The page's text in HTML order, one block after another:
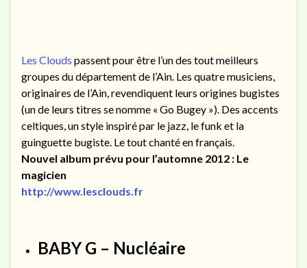
Les Clouds passent pour être l’un des tout meilleurs
groupes du département de l’Ain. Les quatre musiciens,
originaires de l’Ain, revendiquent leurs origines bugistes
(un de leurs titres se nomme « Go Bugey »). Des accents
celtiques, un style inspiré par le jazz, le funk et la
guinguette bugiste. Le tout chanté en français.
Nouvel album prévu pour l’automne 2012 : Le
magicien
http://www.lesclouds.fr
BABY G – Nucléaire